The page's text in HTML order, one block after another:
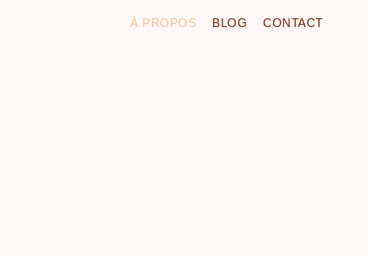
À PROPOS BLOG CONTACT